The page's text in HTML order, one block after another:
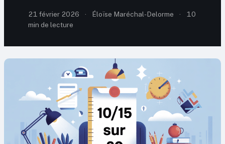
21 février 2026 · Éloïse Maréchal-Delorme ·
10
min de lecture